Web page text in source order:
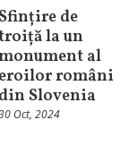
Sfințire de
la un
al
eroilor români
din Slovenia
Oct, 2024